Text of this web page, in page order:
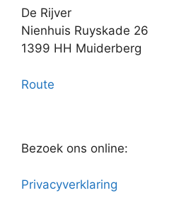
De Rijver
Nienhuis Ruyskade 26
1399 HH Muiderberg
Route
Bezoek ons online:
Privacyverklaring